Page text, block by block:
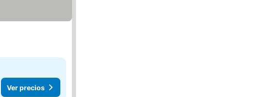
Ver precios